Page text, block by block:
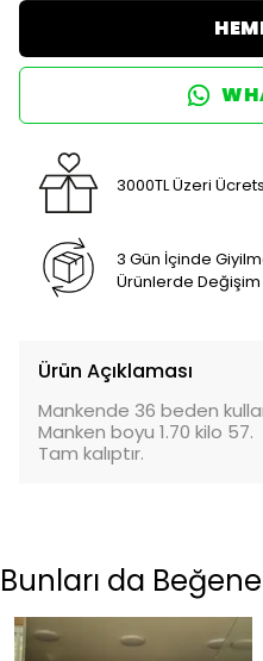
3000TL Üzeri
3 Gün İçinde
Ürünlerde Değişim
Ürün Açıklaması
Mankende 36 beden
Manken boyu 1.70 kilo 57.
Tam kalıptır.
Bunları da